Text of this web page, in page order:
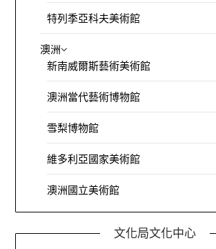
特列季亞科夫美術館
澳洲
新南威爾斯藝術美術館
澳洲當代藝術博物館
雪梨博物館
維多利亞國家美術館
澳洲國立美術館
文化局文化中心